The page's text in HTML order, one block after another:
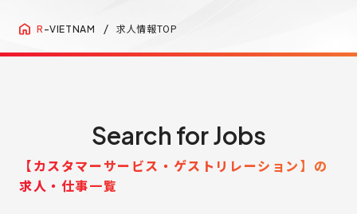
R -VIETNAM 求人情報TOP
Search for Jobs
【カスタマーサービス・ゲストリレーション】の
求人・仕事一覧